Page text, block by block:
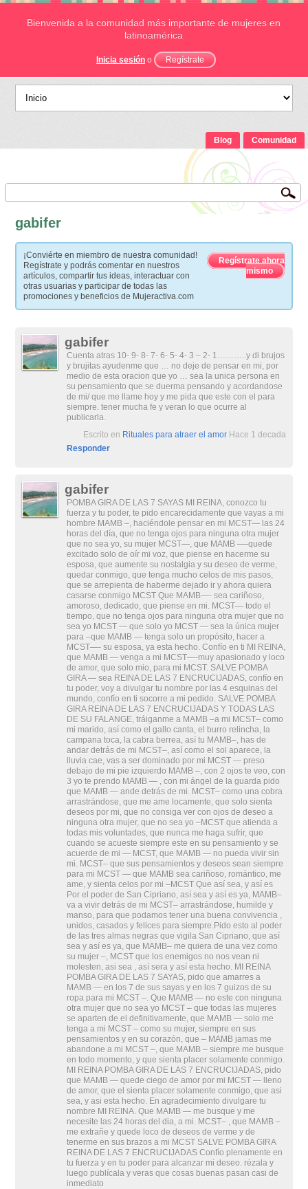
Bienvenida a la comunidad más importante de mujeres en
latinoamérica
Inicia sesión o Regístrate
Blog Comunidad
gabifer
¡Conviérte en miembro de nuestra comunidad!
Regístrate y podrás comentar en nuestros
artículos, compartir tus ideas, interactuar con
otras usuarias y participar de todas las
promociones y beneficios de Mujeractiva.com
Regístrate ahora
mismo
gabifer
Cuenta atras 10- 9- 8- 7- 6- 5- 4- 3 – 2- 1………..y di brujos
y brujitas ayudenme que … no deje de pensar en mi, por
medio de esta oracion que yo … sea la unica persona en
su pensamiento que se duerma pensando y acordandose
de mi/ que me llame hoy y me pida que este con el para
siempre. tener mucha fe y veran lo que ocurre al
publicarla.
Escrito en Rituales para atraer el amorHace 1 decada
Responder
gabifer
POMBA GIRA DE LAS 7 SAYAS MI REINA, conozco tu
fuerza y tu poder, te pido encarecidamente que vayas a mi
hombre MAMB –, haciéndole pensar en mi MCST— las 24
horas del día, que no tenga ojos para ninguna otra mujer
que no sea yo, su mujer MCST—, que MAMB —-quede
excitado solo de oír mi voz, que piense en hacerme su
esposa, que aumente su nostalgia y su deseo de verme,
quedar conmigo, que tenga mucho celos de mis pasos,
que se arrepienta de haberme dejado ir y ahora quiera
casarse conmigo MCST Que MAMB—- sea cariñoso,
amoroso, dedicado, que piense en mi. MCST— todo el
tiempo, que no tenga ojos para ninguna otra mujer que no
sea yo MCST — que solo yo MCST — sea la única mujer
para –que MAMB — tenga solo un propósito, hacer a
MCST—- su esposa, ya esta hecho. Confío en ti MI REINA,
que MAMB — venga a mi MCST—-muy apasionado y loco
de amor, que solo mio, para mi MCST. SALVE POMBA
GIRA — sea REINA DE LAS 7 ENCRUCIJADAS, confío en
tu poder, voy a divulgar tu nombre por las 4 esquinas del
mundo, confío en ti socorre a mi pedido. SALVE POMBA
GIRA REINA DE LAS 7 ENCRUCIJADAS Y TODAS LAS
DE SU FALANGE, tráiganme a MAMB –a mi MCST– como
mi marido, así como el gallo canta, el burro relincha, la
campana toca, la cabra berrea, así tu MAMB–, has de
andar detrás de mi MCST–, así como el sol aparece, la
lluvia cae, vas a ser dominado por mi MCST — preso
debajo de mi pie izquierdo MAMB –, con 2 ojos te veo, con
3 yo te prendo MAMB — , con mi ángel de la guarda pido
que MAMB — ande detrás de mi. MCST– como una cobra
arrastrándose, que me ame locamente, que solo sienta
deseos por mi, que no consiga ver con ojos de deseo a
ninguna otra mujer, que no sea yo –MCST que atienda a
todas mis voluntades, que nunca me haga sufrir, que
cuando se acueste siempre este en su pensamiento y se
acuerde de mi — MCST, que MAMB — no pueda vivir sin
mi. MCST– que sus pensamientos y deseos sean siempre
para mi MCST — que MAMB sea cariñoso, romántico, me
ame, y sienta celos por mi –MCST Que así sea, y así es
Por el poder de San Cipriano, así sea y así es ya, MAMB–
va a vivir detrás de mi MCST– arrastrándose, humilde y
manso, para que podamos tener una buena convivencia ,
unidos, casados y felices para siempre.Pido esto al poder
de las tres almas negras que vigila San Cipriano, que así
sea y así es ya, que MAMB– me quiera de una vez como
su mujer –, MCST que los enemigos no nos vean ni
molesten, asi sea , así sera y así esta hecho. MI REINA
POMBA GIRA DE LAS 7 SAYAS, pido que amarres a
MAMB — en los 7 de sus sayas y en los 7 guizos de su
ropa para mi MCST –. Que MAMB — no este con ninguna
otra mujer que no sea yo MCST – que todas las mujeres
se aparten de el definitivamente, que MAMB — solo me
tenga a mi MCST – como su mujer, siempre en sus
pensamientos y en su corazón, que – MAMB jamas me
abandone a mi MCST –, que MAMB – siempre me busque
en todo momento, y que sienta placer solamente conmigo.
MI REINA POMBA GIRA DE LAS 7 ENCRUCIJADAS, pido
que MAMB — quede ciego de amor por mi MCST — lleno
de amor, que el sienta placer solamente conmigo, que asi
sea, y asi esta hecho. En agradecimiento divulgare tu
nombre MI REINA. Que MAMB — me busque y me
necesite las 24 horas del dia, a mi. MCST– , que MAMB –
me extrañe y quede loco de deseos de verme y de
tenerme en sus brazos a mi MCST SALVE POMBA GIRA
REINA DE LAS 7 ENCRUCIJADAS Confío plenamente en
tu fuerza y en tu poder para alcanzar mi deseo. rézala y
luego publícala y veras que cosas buenas pasan casi de
inmediato